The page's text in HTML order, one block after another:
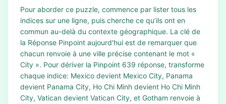
Pour aborder ce puzzle, commence par lister tous les
indices sur une ligne, puis cherche ce qu’ils ont en
commun au-delà du contexte géographique. La clé de
la Réponse Pinpoint aujourd'hui est de remarquer que
chacun renvoie à une ville précise contenant le mot «
City ». Pour dériver la Pinpoint 639 réponse, transforme
chaque indice: Mexico devient Mexico City, Panama
devient Panama City, Ho Chi Minh devient Ho Chi Minh
City, Vatican devient Vatican City, et Gotham renvoie à